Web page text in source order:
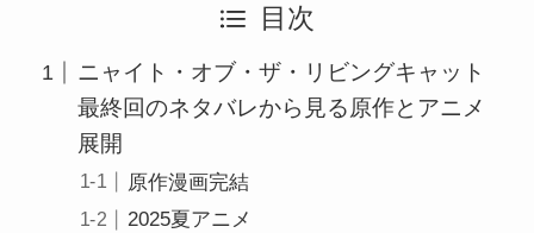
目次
ニャイト・オブ・ザ・リビングキャット
最終回のネタバレから見る原作とアニメ
展開
原作漫画完結
2025夏アニメ